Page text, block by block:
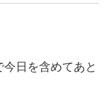
日を含めてあと